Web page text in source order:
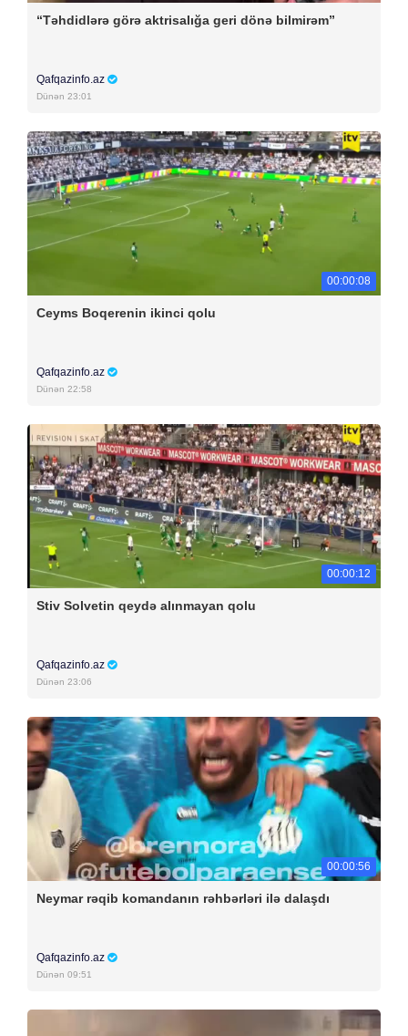
“Təhdidlərə görə aktrisalığa geri dönə bilmirəm”
Qafqazinfo.az
Dünən 23:01
00:00:08
Ceyms Boqerenin ikinci qolu
Qafqazinfo.az
Dünən 22:58
00:00:12
Stiv Solvetin qeydə alınmayan qolu
Qafqazinfo.az
Dünən 23:06
00:00:56
Neymar rəqib komandanın rəhbərləri ilə dalaşdı
Qafqazinfo.az
Dünən 09:51